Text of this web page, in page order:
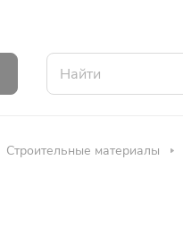
Строительные материалы